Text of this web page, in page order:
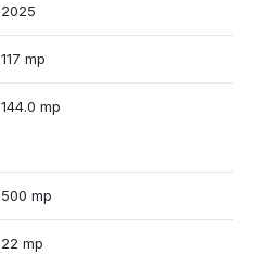
2025
117 mp
144.0 mp
500 mp
22 mp